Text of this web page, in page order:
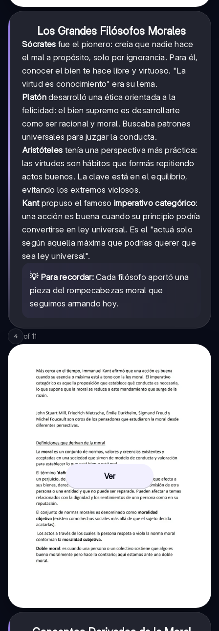
Los Grandes Filósofos Morales
Sócrates fue el pionero: creía que nadie hace
el mal a propósito, solo por ignorancia. Para él,
conocer el bien te hace libre y virtuoso. "La
virtud es conocimiento" era su lema.
Platóndesarrolló una ética orientada a la
felicidad: el bien supremo es desarrollarte
como ser racional y moral. Buscaba patrones
universales para juzgar la conducta.
Aristóteles tenía una perspectiva más práctica:
las virtudes son hábitos que formás repitiendo
actos buenos. La clave está en el equilibrio,
evitando los extremos viciosos.
Kantpropuso el famoso imperativo categórico:
una acción es buena cuando su principio podría
convertirse en ley universal. Es el "actuá solo
según aquella máxima que podrías querer que
sea ley universal".
💡 Para recordar:Cada filósofo aportó una
pieza del rompecabezas moral que
seguimos armando hoy.
4 of 11
Ver